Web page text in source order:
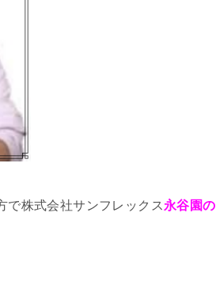
で株式会社サンフレックス 永谷園の